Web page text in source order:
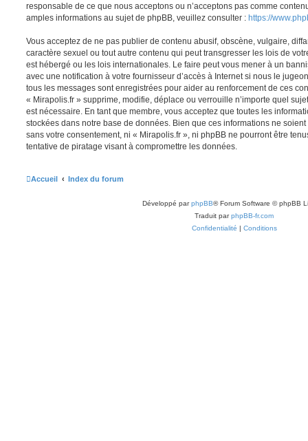
responsable de ce que nous acceptons ou n’acceptons pas comme
amples informations au sujet de phpBB, veuillez consulter : https://
Vous acceptez de ne pas publier de contenu abusif, obscène, vulgaire,
caractère sexuel ou tout autre contenu qui peut transgresser les lois de
est hébergé ou les lois internationales. Le faire peut vous mener à un
avec une notification à votre fournisseur d’accès à Internet si nous le
tous les messages sont enregistrées pour aider au renforcement de ces
« Mirapolis.fr » supprime, modifie, déplace ou verrouille n’importe quel
est nécessaire. En tant que membre, vous acceptez que toutes les
stockées dans notre base de données. Bien que ces informations ne
sans votre consentement, ni « Mirapolis.fr », ni phpBB ne pourront être
tentative de piratage visant à compromettre les données.
Accueil Index du forum
Développé parphpBB® Forum Software © phpBB
Traduit parphpBB-fr.com
Confidentialité | Conditions